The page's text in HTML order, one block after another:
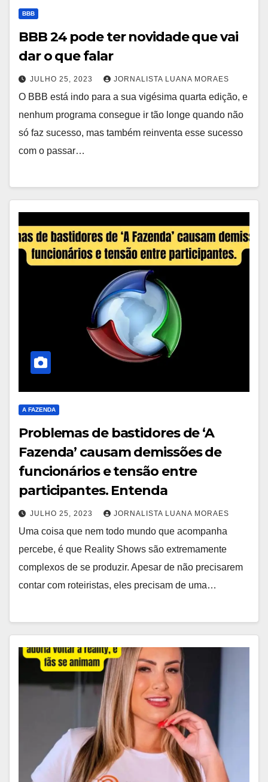
BBB
BBB 24 pode ter novidade que vai
dar o que falar
JULHO 25, 2023 JORNALISTA LUANA MORAES
O BBB está indo para a sua vigésima quarta edição, e
nenhum programa consegue ir tão longe quando não
só faz sucesso, mas também reinventa esse sucesso
com o passar…
A FAZENDA
Problemas de bastidores de ‘A
Fazenda’ causam demissões de
funcionários e tensão entre
participantes. Entenda
JULHO 25, 2023 JORNALISTA LUANA MORAES
Uma coisa que nem todo mundo que acompanha
percebe, é que Reality Shows são extremamente
complexos de se produzir. Apesar de não precisarem
contar com roteiristas, eles precisam de uma…